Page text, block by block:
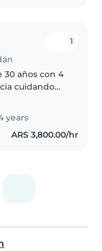
1
30 años con 4
cuidando
persona
y divertida
como
years
ARS 3,800.00/hr